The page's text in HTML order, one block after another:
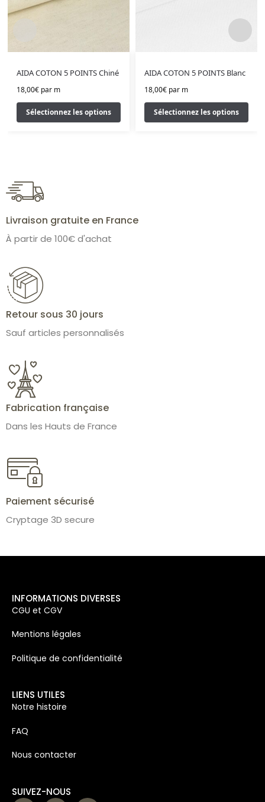
AIDA COTON 5 POINTS Chiné
18,00€par m
Sélectionnez les options
AIDA COTON 5 POINTS Blanc
18,00€ par m
Sélectionnez les options
Livraison gratuite en France
À partir de 100€ d'achat
Retour sous 30 jours
Sauf articles personnalisés
Fabrication française
Dans les Hauts de France
Paiement sécurisé
Cryptage 3D secure
INFORMATIONS DIVERSES
CGU et CGV
Mentions légales
Politique de confidentialité
LIENS UTILES
Notre histoire
FAQ
Nous contacter
SUIVEZ-NOUS